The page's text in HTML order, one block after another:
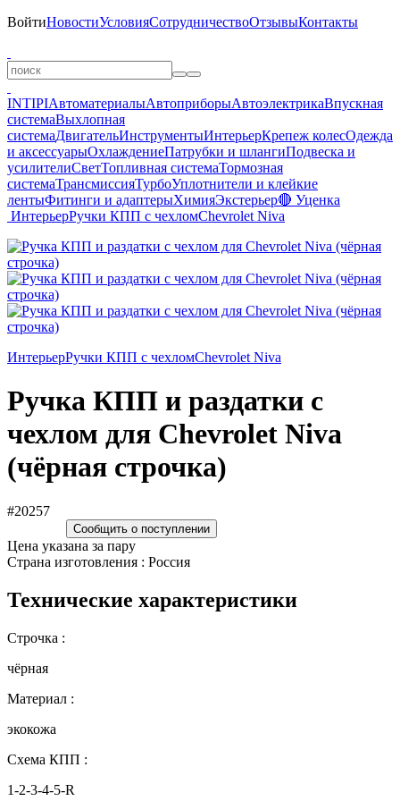
ВойтиНовостиУсловияСотрудничествоОтзывыКонтакты
INTIPIАвтоматериалыАвтоприборыАвтоэлектрикаВпускная
системаВыхлопная
системаДвигательИнструментыИнтерьерКрепеж колесОдежда
и аксессуарыОхлаждениеПатрубки и шлангиПодвеска и
усилителиСветТопливная системаТормозная
системаТрансмиссияТурбоУплотнители и клейкие
лентыФитинги и адаптерыХимияЭкстерьер🔴 Уценка
ИнтерьерРучки КПП c чехломChevrolet Niva
ИнтерьерРучки КПП c чехломChevrolet Niva
Ручка КПП и раздатки c
чехлом для Chevrolet Niva
(чёрная строчка)
#20257
Сообщить о поступлении
Цена указана за пару
Страна изготовления : Россия
Технические характеристики
Строчка :
чёрная
Материал :
экокожа
Схема КПП :
1-2-3-4-5-R